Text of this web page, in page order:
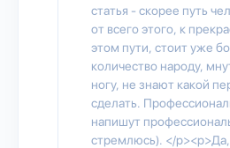
статья - скорее путь
от всего этого, к
этом пути, стоит уже
количество народу,
ногу, не знают какой
сделать.
напишут
стремлюсь). </p><p>Да,